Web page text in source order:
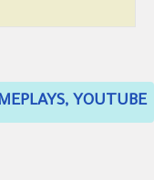
YOUTUBE